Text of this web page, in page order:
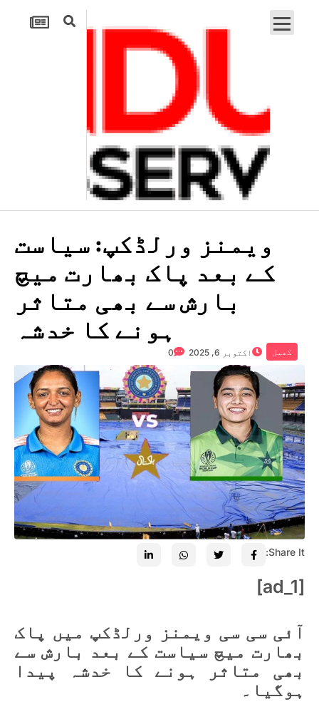
ویمنز ورلڈکپ: سیاست
کے بعد پاک بھارت میچ
بارش سے بھی متاثر
ہونے کا خدشہ
کھیل اکتوبر 6, 2025 0
Share It:
[ad_1]
آئی سی سی ویمنز ورلڈکپ میں پاک
بھارت میچ سیاست کے بعد بارش سے
بھی متاثر ہونے کا خدشہ پیدا
ہوگیا۔